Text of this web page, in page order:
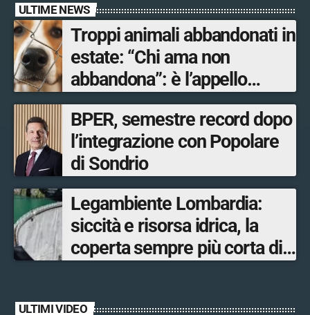
ULTIME NEWS
Troppi animali abbandonati in
estate: “Chi ama non
abbandona”: è l’appello
dell’assessore al Territorio e
Sistemi verdi di Regione
Lombardia Gianluca Comazzi
BPER, semestre record dopo
l’integrazione con Popolare
di Sondrio
Legambiente Lombardia:
siccità e risorsa idrica, la
coperta sempre più corta di
ULTIMI VIDEO